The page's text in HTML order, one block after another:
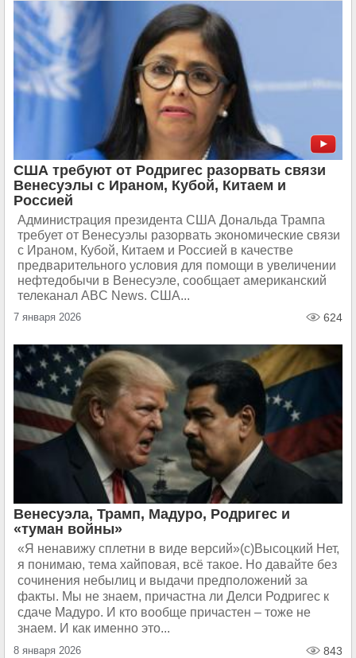
США требуют от Родригес разорвать связи
Венесуэлы с Ираном, Кубой, Китаем и
Россией
Администрация президента США Дональда Трампа
требует от Венесуэлы разорвать экономические связи
с Ираном, Кубой, Китаем и Россией в качестве
предварительного условия для помощи в увеличении
нефтедобычи в Венесуэле, сообщает американский
телеканал ABC News. США...
7 января 2026 624
Венесуэла, Трамп, Мадуро, Родригес и
«туман войны»
«Я ненавижу сплетни в виде версий»(с)Высоцкий Нет,
я понимаю, тема хайповая, всё такое. Но давайте без
сочинения небылиц и выдачи предположений за
факты. Мы не знаем, причастна ли Делси Родригес к
сдаче Мадуро. И кто вообще причастен – тоже не
знаем. И как именно это...
8 января 2026 843